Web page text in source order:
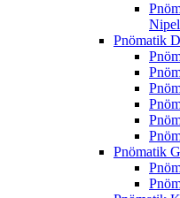
Pnömatik
Pnömatik